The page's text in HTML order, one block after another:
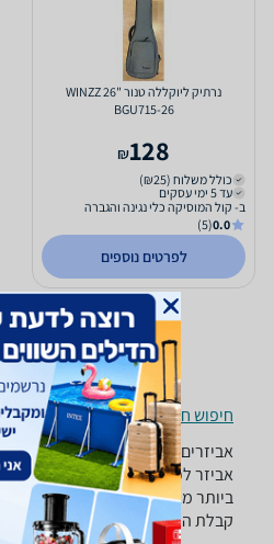
נרתיק ליוקללה טנור "26 WINZZ
BGU715-26
128
₪
כולל משלוח (₪25)
עד 5 ימי עסקים
ב- קול המוסיקה כלי נגינה והגברה
0.0
(5)
לפרטים נוספים
חיפוש חנויות אביזרים לכלי מיתר
אביזר לכלי מיתר? רק בזאפ
ביותר מאלף חנויות בתחום פנאי
קבלת החלטה חכמה!